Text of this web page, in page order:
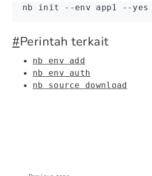
nb init --env app1 --yes
#Perintah terkait
nb env add
nb env auth
nb source download